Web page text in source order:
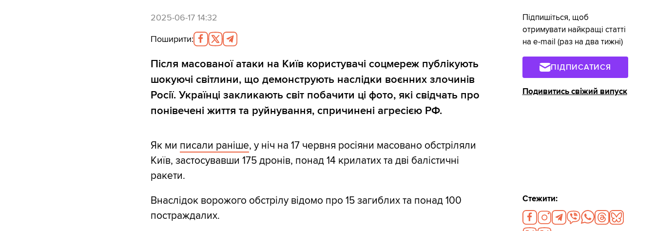
2025-06-17 14:32
Поширити:
Після масованої атаки на Київ користувачі соцмереж публікують
шокуючі світлини, що демонструють наслідки воєнних злочинів
Росії. Українці закликають світ побачити ці фото, які свідчать про
понівечені життя та руйнування, спричинені агресією РФ.
Як ми писали раніше, у ніч на 17 червня росіяни масовано обстріляли
Київ, застосувавши 175 дронів, понад 14 крилатих та дві балістичні
ракети.
Внаслідок ворожого обстрілу відомо про 15 загиблих та понад 100
постраждалих.
Підпишіться, щоб
отримувати найкращі статті
на e-mail (раз на два тижні)
ПІДПИСАТИСЯ
Подивитись свіжий випуск
Стежити: